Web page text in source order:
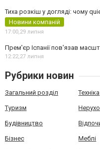
Тиха розкіш у догляді: чому
Новини компаній
17:00,29 липня
Прем'єр Іспанії пов'язав
12:22,27 липня
Рубрики новин
Загальний розділ Техніка
Туризм
Будівництво
Бізнес Меблі